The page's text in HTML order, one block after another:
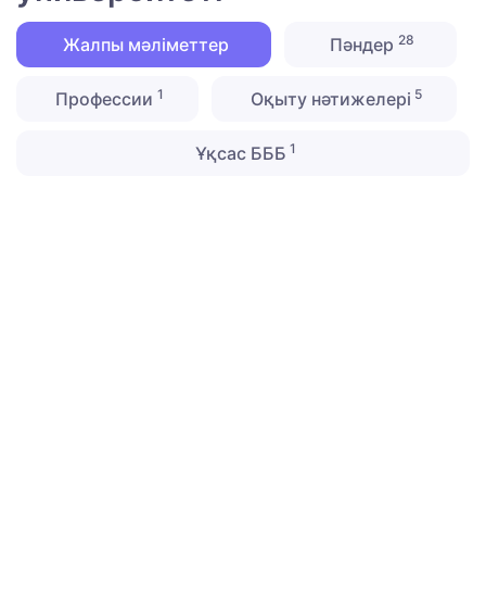
Жалпы мәліметтер Пәндер28
Профессии 1 Оқыту нәтижелері 5
Ұқсас БББ 1